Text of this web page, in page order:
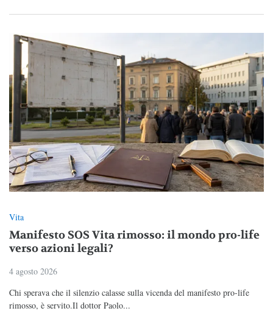
Vita
Manifesto SOS Vita rimosso: il mondo pro-life
verso azioni legali?
4 agosto 2026
Chi sperava che il silenzio calasse sulla vicenda del manifesto pro-life
rimosso, è servito.Il dottor Paolo...